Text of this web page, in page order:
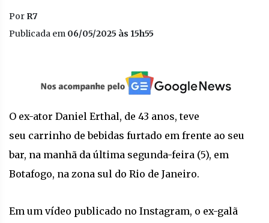
Por R7
Publicada em 06/05/2025 às 15h55
O ex-ator Daniel Erthal, de 43 anos, teve
seu carrinho de bebidas furtado em frente ao seu
bar, na manhã da última segunda-feira (5), em
Botafogo, na zona sul do Rio de Janeiro.
Em um vídeo publicado no Instagram, o ex-galã